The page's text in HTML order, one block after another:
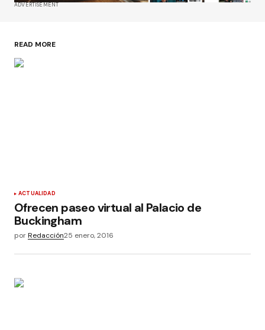
ADVERTISEMENT
READ MORE
ACTUALIDAD
Ofrecen paseo virtual al Palacio de
Buckingham
porRedacción25 enero, 2016